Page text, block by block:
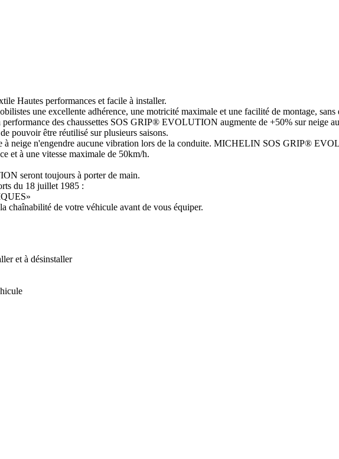
Hautes performances et facile à installer.
une excellente adhérence, une motricité maximale et une facilité de montage,
des chaussettes SOS GRIP® EVOLUTION augmente de +50% sur neige
pouvoir être réutilisé sur plusieurs saisons.
à neige n'engendre aucune vibration lors de la conduite. MICHELIN SOS GRIP®
et à une vitesse maximale de 50km/h.
seront toujours à porter de main.
du 18 juillet 1985 :
chaînabilité de votre véhicule avant de vous équiper.
et à désinstaller